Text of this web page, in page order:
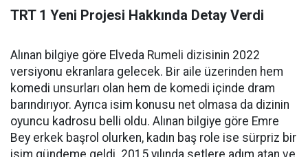
TRT 1 Yeni Projesi Hakkında Detay Verdi
Alınan bilgiye göre Elveda Rumeli dizisinin 2022
versiyonu ekranlara gelecek. Bir aile üzerinden hem
komedi unsurları olan hem de komedi içinde dram
barındırıyor. Ayrıca isim konusu net olmasa da dizinin
oyuncu kadrosu belli oldu. Alınan bilgiye göre Emre
Bey erkek başrol olurken, kadın baş role ise sürpriz bir
isim gündeme geldi. 2015 yılında setlere adım atan ve